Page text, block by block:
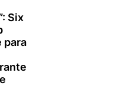
Six
para